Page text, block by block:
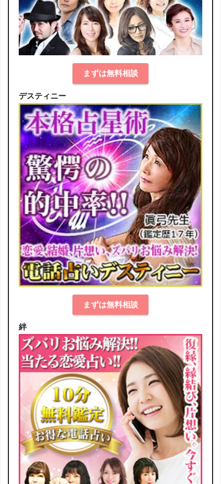
まずは無料相談
デスティニー
まずは無料相談
絆